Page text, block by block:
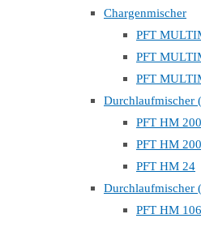
Chargenmischer
PFT
PFT
PFT
Durchlaufmischer
PFT HM
PFT HM
PFT HM 24
Durchlaufmischer
PFT HM 106